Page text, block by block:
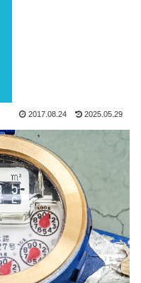
2017.08.24 2025.05.29